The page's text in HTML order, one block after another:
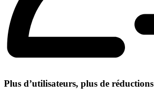
Plus d’utilisateurs, plus de réductions